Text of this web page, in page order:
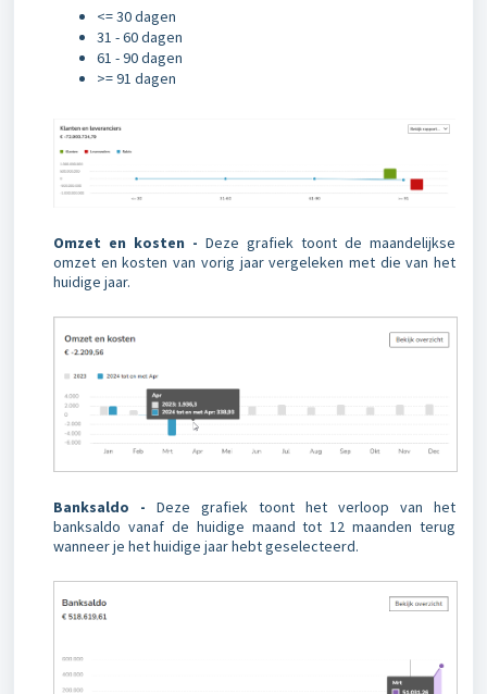
<= 30 dagen
31 - 60 dagen
61 - 90 dagen
>= 91 dagen
Omzet en kosten - Deze grafiek toont de maandelijkse
omzet en kosten van vorig jaar vergeleken met die van het
huidige jaar.
Banksaldo - Deze grafiek toont het verloop van het
banksaldo vanaf de huidige maand tot 12 maanden terug
wanneer je het huidige jaar hebt geselecteerd.